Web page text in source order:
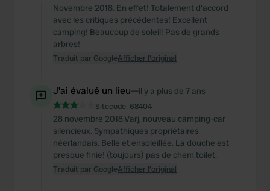
Novembre 2018. En effet! Totalement d'accord
avec les critiques précédentes! Excellent
camping! Beaucoup de soleil! Pas de grands
arbres!
Traduit par GoogleAfficher l'original
J'ai évalué un lieu—il y a plus de 7 ans
Sitecode: 68404
28 novembre 2018.Varj, nouveau camping-car
silencieux. Sympathiques propriétaires
néerlandais. Belle et ensoleillée. La douche est
presque finie! (toujours) pas de chem.toilet.
Traduit par GoogleAfficher l'original